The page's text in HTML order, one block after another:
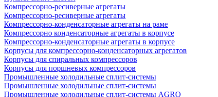
Компрессорно-ресиверные агрегаты
Компрессорно-ресиверные агрегаты
Компрессорно-конденсаторные агрегаты на раме
Компрессорно конденсаторные агрегаты в корпусе
Компрессорно-конденсаторные агрегаты в корпусе
Корпусы для компрессорно-конденсаторных агрегатов
Корпусы для спиральных компрессоров
Корпусы для поршневых компрессоров
Промышленные холодильные сплит-системы
Промышленные холодильные сплит-системы
Промышленные холодильные сплит-системы AGRO